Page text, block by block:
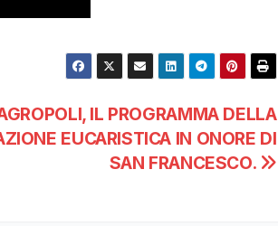
IL PROGRAMMA DELLA
EUCARISTICA IN ONORE DI
SAN FRANCESCO.